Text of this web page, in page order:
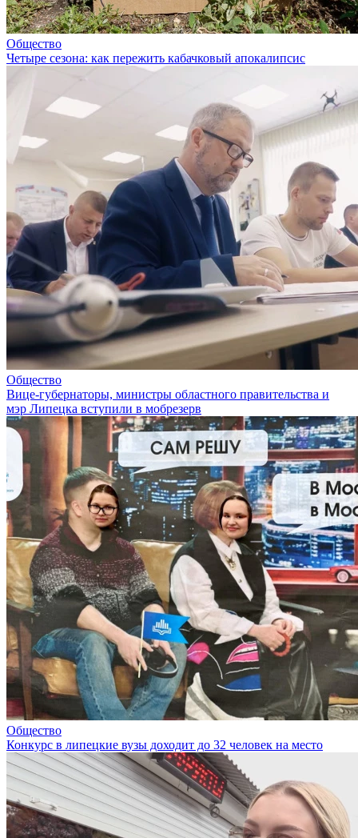
Общество
Четыре сезона: как пережить кабачковый апокалипсис
Общество
Вице-губернаторы, министры областного правительства и
мэр Липецка вступили в мобрезерв
Общество
Конкурс в липецкие вузы доходит до 32 человек на место